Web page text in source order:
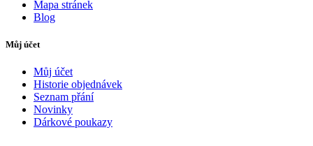
Mapa stránek
Blog
Můj účet
Můj účet
Historie objednávek
Seznam přání
Novinky
Dárkové poukazy